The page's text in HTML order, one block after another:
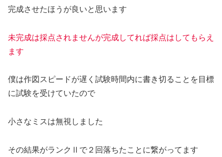
完成させたほうが良いと思います
未完成は採点されませんが完成してれば採点はしてもらえ
ます
僕は作図スピードが遅く試験時間内に書き切ることを目標
に試験を受けていたので
小さなミスは無視しました
その結果がランクⅡで２回落ちたことに繋がってます